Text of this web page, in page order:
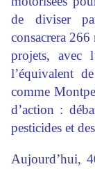
de diviser
consacrera
projets, avec
l’équivalent
comme
d’action :
pesticides et
Aujourd’hui,